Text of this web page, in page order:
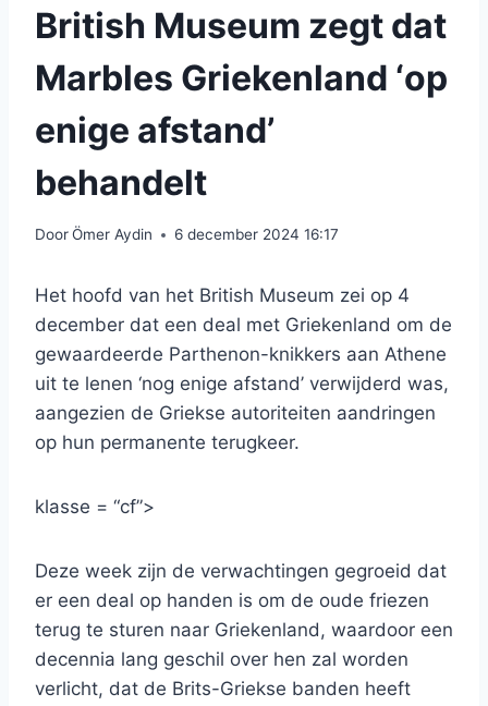
British Museum zegt dat
Marbles Griekenland ‘op
enige afstand’
behandelt
DoorÖmer Aydin 6 december 2024 16:17
Het hoofd van het British Museum zei op 4
december dat een deal met Griekenland om de
gewaardeerde Parthenon-knikkers aan Athene
uit te lenen ‘nog enige afstand’ verwijderd was,
aangezien de Griekse autoriteiten aandringen
op hun permanente terugkeer.
klasse = “cf”>
Deze week zijn de verwachtingen gegroeid dat
er een deal op handen is om de oude friezen
terug te sturen naar Griekenland, waardoor een
decennia lang geschil over hen zal worden
verlicht, dat de Brits-Griekse banden heeft